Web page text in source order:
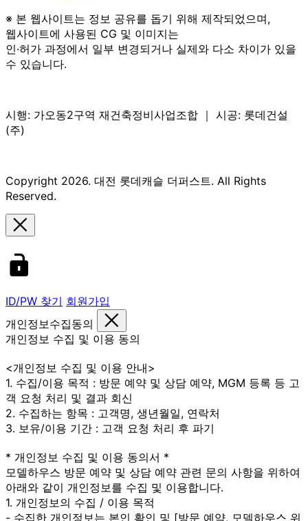
※ 본 웹사이트는 정보 공유를 돕기 위해 제작되었으며,
웹사이트에 사용된 CG 및 이미지는
인·허가 과정에서 일부 변경되거나 실제와 다소 차이가 있을
수 있습니다.
시행: 가오동2구역 재건축정비사업조합 ｜ 시공: 롯데건설
(주)
Copyright 2026. 대전 롯데캐슬 더퍼스트. All Rights
Reserved.
ID/PW 찾기 회원가입
개인정보수집동의
개인정보 수집 및 이용 동의
<개인정보 수집 및 이용 안내>
1. 수집/이용 목적 : 방문 예약 및 상담 예약, MGM 등록 등 고
객 요청 처리 및 결과 회신
2. 수집하는 항목 : 고객명, 생년월일, 연락처
3. 보유/이용 기간 : 고객 요청 처리 후 파기
* 개인정보 수집 및 이용 동의서 *
모델하우스 방문 예약 및 상담 예약 관련 문의 사항을 위하여
아래와 같이 개인정보를 수집 및 이용합니다.
1. 개인정보의 수집 / 이용 목적
- 수집한 개인정보는 본인 확인 및 [방문 예약, 모델하우스 위